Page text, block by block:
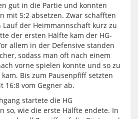
gut in die Partie und konnten
mit 5:2 absetzen. Zwar schafften
der Heimmannschaft kurz zu
der ersten Hälfte kam der HG-
allem in der Defensive standen
sodass man oft nach einem
vorne spielen konnte und so zu
Bis zum Pausenpfiff setzten
16:8 vom Gegner ab.
startete die HG
so, wie die erste Hälfte endete. In